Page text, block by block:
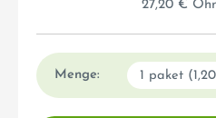
27,20 €
Menge: